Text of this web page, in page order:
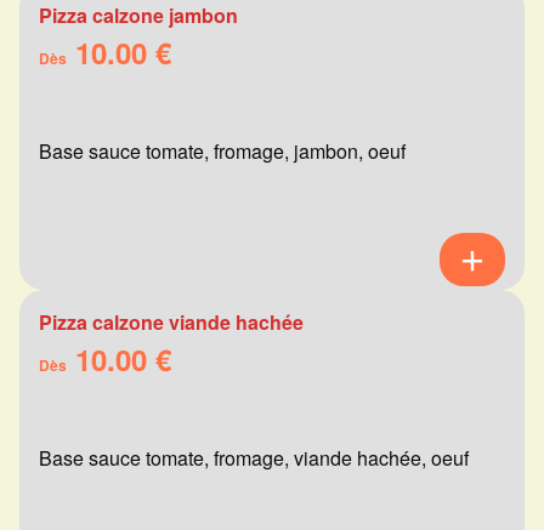
Pizza calzone jambon
Dès 10.00 €
Base sauce tomate, fromage, jambon, oeuf
Pizza calzone viande hachée
Dès 10.00 €
Base sauce tomate, fromage, viande hachée, oeuf